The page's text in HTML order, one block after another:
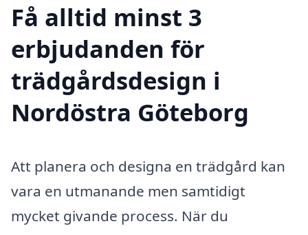
Få alltid minst 3
erbjudanden för
trädgårdsdesign i
Nordöstra Göteborg
Att planera och designa en trädgård kan
vara en utmanande men samtidigt
mycket givande process. När du